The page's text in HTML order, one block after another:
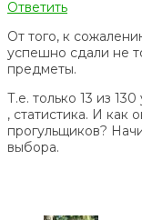
Ответить
От того, к
успешно сдали не
предметы.
Т.е. только 13 из
, статистика. И как
прогульщиков?
выбора.